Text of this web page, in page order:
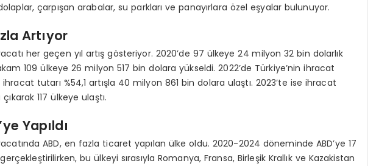
çarpışan arabalar, su parkları ve panayırlara özel eşyalar bulunuyor.
Artıyor
her geçen yıl artış gösteriyor. 2020’de 97 ülkeye 24 milyon 32 bin dolarlık
109 ülkeye 26 milyon 517 bin dolara yükseldi. 2022’de Türkiye’nin ihracat
ihracat tutarı %54,1 artışla 40 milyon 861 bin dolara ulaştı. 2023’te ise ihracat
117 ülkeye ulaştı.
Yapıldı
ABD, en fazla ticaret yapılan ülke oldu. 2020-2024 döneminde ABD’ye 17
bu ülkeyi sırasıyla Romanya, Fransa, Birleşik Krallık ve Kazakistan